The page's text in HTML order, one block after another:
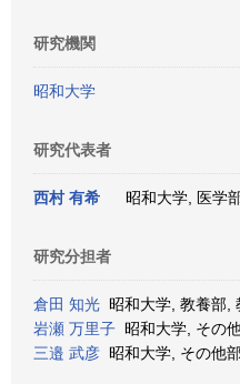
研究機関
昭和大学
研究代表者
西村 有希 昭和大学, 医学
研究分担者
倉田 知光 昭和大学, 教養部,
岩瀬 万里子 昭和大学, その
三邉 武彦 昭和大学, その他